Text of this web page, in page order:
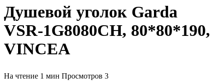
Душевой уголок Garda
VSR-1G8080CH, 80*80*190,
VINCEA
На чтение 1 мин Просмотров 3